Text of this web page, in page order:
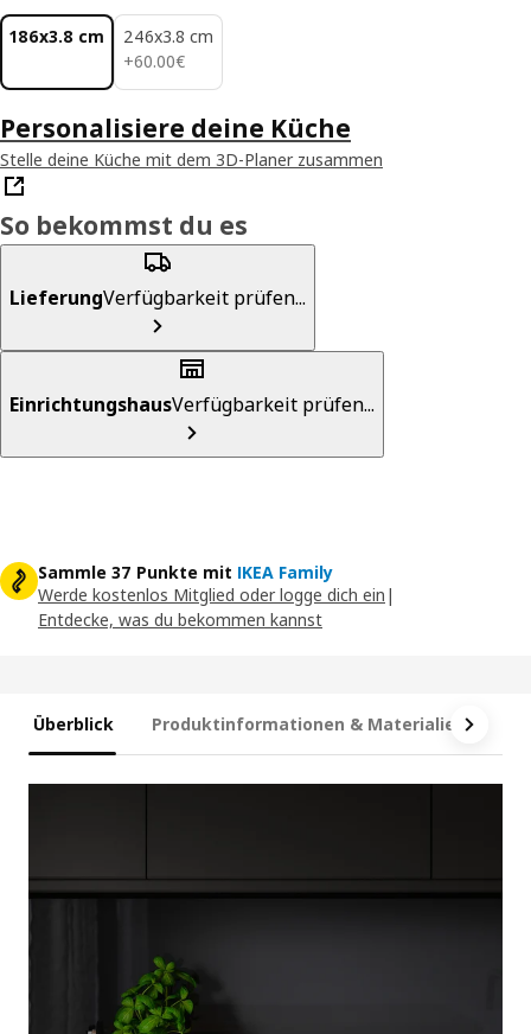
186x3.8 cm
246x3.8 cm
+60.00€
60.00€
Personalisiere deine Küche
Stelle deine Küche mit dem 3D-Planer zusammen
So bekommst du es
LieferungVerfügbarkeit prüfen...
EinrichtungshausVerfügbarkeit prüfen...
Sammle 37 Punkte mit IKEA Family
Werde kostenlos Mitglied oder logge dich ein |
Entdecke, was du bekommen kannst
Überblick Produktinformationen & Materialien